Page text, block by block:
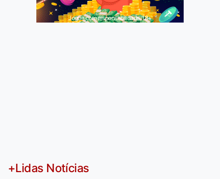
Jogue com responsabilidade. 18+
+Lidas Notícias